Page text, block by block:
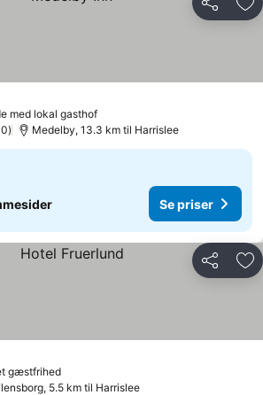
Del
med lokal gasthof
Medelby, 13.3 km til Harrislee
Se priser
Del
gæstfrihed
5.5 km til Harrislee